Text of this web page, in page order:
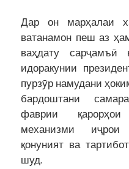
Дар он марҳалаи
ватанамон пеш аз
ваҳдату
идоракунии
пурзӯр намудани
бардоштани
фаврии
механизми иҷрои
қонуният ва
шуд.